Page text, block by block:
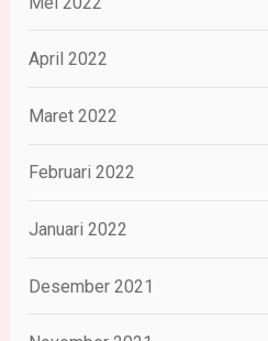
April 2022
Maret 2022
Februari 2022
Januari 2022
Desember 2021